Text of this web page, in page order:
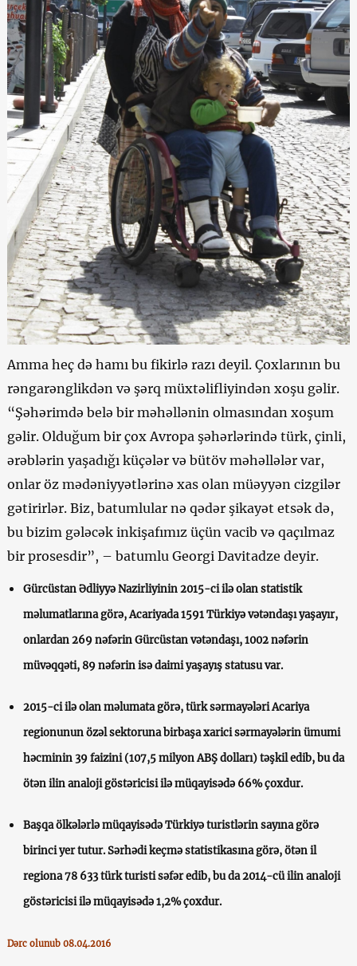
Amma heç də hamı bu fikirlə razı deyil. Çoxlarının bu
rəngarənglikdən və şərq müxtəlifliyindən xoşu gəlir.
“Şəhərimdə belə bir məhəllənin olmasından xoşum
gəlir. Olduğum bir çox Avropa şəhərlərində türk, çinli,
ərəblərin yaşadığı küçələr və bütöv məhəllələr var,
onlar öz mədəniyyətlərinə xas olan müəyyən cizgilər
gətirirlər. Biz, batumlular nə qədər şikayət etsək də,
bu bizim gələcək inkişafımız üçün vacib və qaçılmaz
bir prosesdir”, – batumlu Georgi Davitadze deyir.
Gürcüstan Ədliyyə Nazirliyinin 2015-ci ilə olan statistik
məlumatlarına görə, Acariyada 1591 Türkiyə vətəndaşı yaşayır,
onlardan 269 nəfərin Gürcüstan vətəndaşı, 1002 nəfərin
müvəqqəti, 89 nəfərin isə daimi yaşayış statusu var.
2015-ci ilə olan məlumata görə, türk sərmayələri Acariya
regionunun özəl sektoruna birbaşa xarici sərmayələrin ümumi
həcminin 39 faizini (107,5 milyon ABŞ dolları) təşkil edib, bu da
ötən ilin analoji göstəricisi ilə müqayisədə 66% çoxdur.
Başqa ölkələrlə müqayisədə Türkiyə turistlərin sayına görə
birinci yer tutur. Sərhədi keçmə statistikasına görə, ötən il
regiona 78 633 türk turisti səfər edib, bu da 2014-cü ilin analoji
göstəricisi ilə müqayisədə 1,2% çoxdur.
Dərc olunub 08.04.2016